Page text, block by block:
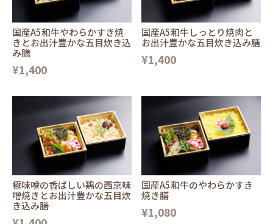
国産A5和牛やわらかすき焼
きとお出汁豊かな五目炊き込
み膳
¥1,400
国産A5和牛しっとり焼肉と
お出汁豊かな五目炊き込み膳
¥1,400
極味噌の香ばしい鶏の西京味
噌焼きとお出汁豊かな五目炊
き込み膳
国産A5和牛のやわらかすき
焼き膳
¥1,080